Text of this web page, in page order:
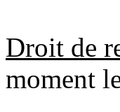
Droit de
moment